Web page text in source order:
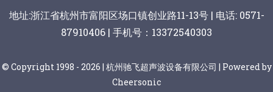
地址:浙江省杭州市富阳区场口镇创业路11-13号 | 电话: 0571-
87910406 | 手机号：13372540303
© Copyright 1998 - 2026 | 杭州驰飞超声波设备有限公司 | Powered by
Cheersonic